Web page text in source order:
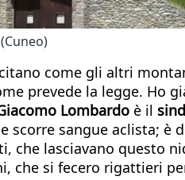
come gli altri
prevede la legge.
Lombardo è il
scorre sangue aclista;
che lasciavano questo
che si fecero rigattieri